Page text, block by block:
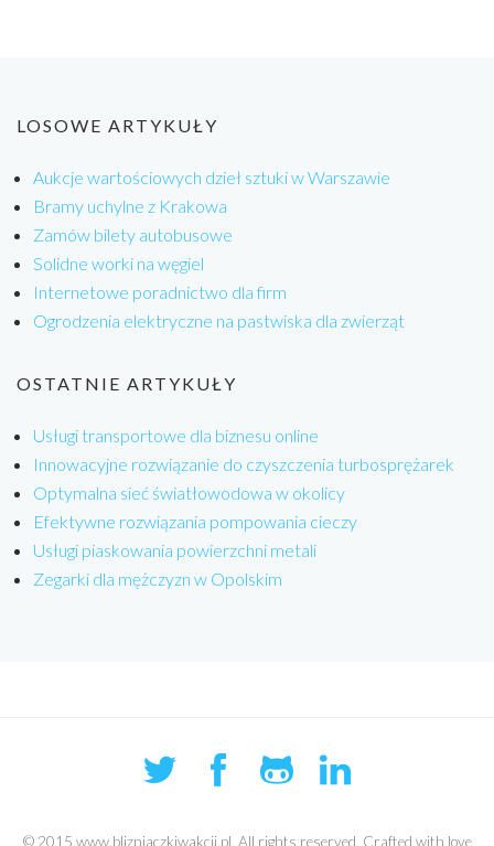
LOSOWE ARTYKUŁY
Aukcje wartościowych dzieł sztuki w Warszawie
Bramy uchylne z Krakowa
Zamów bilety autobusowe
Solidne worki na węgiel
Internetowe poradnictwo dla firm
Ogrodzenia elektryczne na pastwiska dla zwierząt
OSTATNIE ARTYKUŁY
Usługi transportowe dla biznesu online
Innowacyjne rozwiązanie do czyszczenia turbosprężarek
Optymalna sieć światłowodowa w okolicy
Efektywne rozwiązania pompowania cieczy
Usługi piaskowania powierzchni metali
Zegarki dla mężczyzn w Opolskim
© 2015 www.blizniaczkiwakcji.pl. All rights reserved. Crafted with love